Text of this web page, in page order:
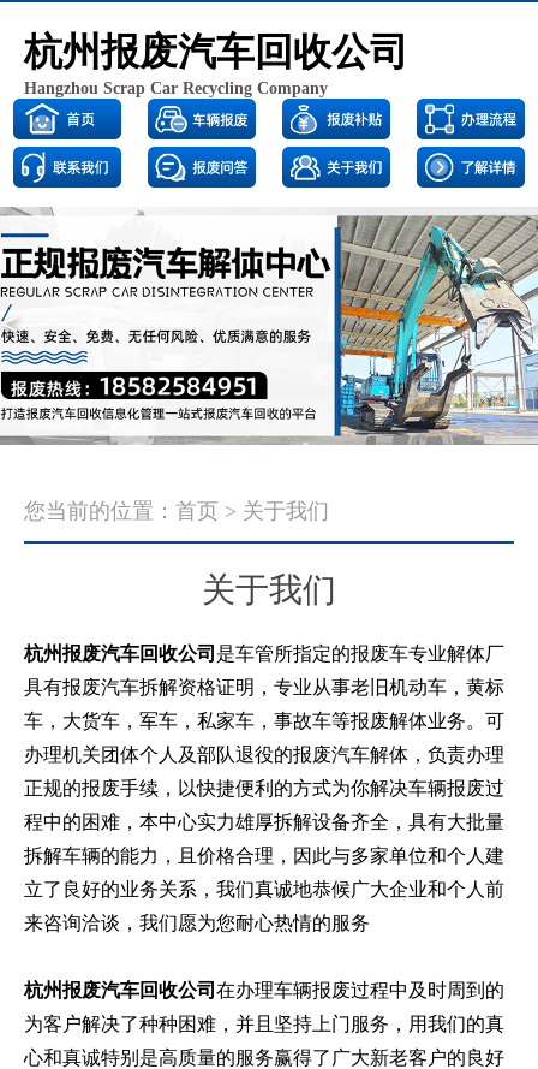
杭州报废汽车回收公司
Hangzhou Scrap Car Recycling Company
< >
您当前的位置： 首页 > 关于我们
关于我们
杭州报废汽车回收公司 是车管所指定的报废车专业解体厂
具有报废汽车拆解资格证明，专业从事老旧机动车，黄标
车，大货车，军车，私家车，事故车等报废解体业务。可
办理机关团体个人及部队退役的报废汽车解体，负责办理
正规的报废手续，以快捷便利的方式为你解决车辆报废过
程中的困难，本中心实力雄厚拆解设备齐全，具有大批量
拆解车辆的能力，且价格合理，因此与多家单位和个人建
立了良好的业务关系，我们真诚地恭候广大企业和个人前
来咨询洽谈，我们愿为您耐心热情的服务
杭州报废汽车回收公司 在办理车辆报废过程中及时周到的
为客户解决了种种困难，并且坚持上门服务，用我们的真
心和真诚特别是高质量的服务赢得了广大新老客户的良好